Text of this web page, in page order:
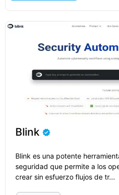
Blink
Blink es una potente
seguridad que permite a los
crear sin esfuerzo flujos de tr...